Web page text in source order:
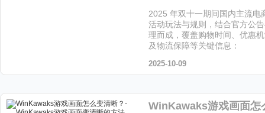
2025 年双十一期间国内主流电
活动玩法与规则，结合官方公
理而成，覆盖购物时间、优惠
及物流保障等关键信息：
2025-10-09